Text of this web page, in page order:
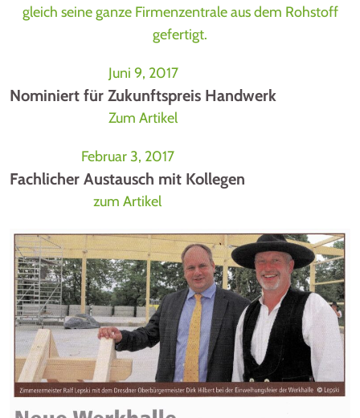
gleich seine ganze Firmenzentrale aus dem Rohstoff
gefertigt.
Juni 9, 2017
Nominiert für Zukunftspreis Handwerk
Zum Artikel
Februar 3, 2017
Fachlicher Austausch mit Kollegen
zum Artikel